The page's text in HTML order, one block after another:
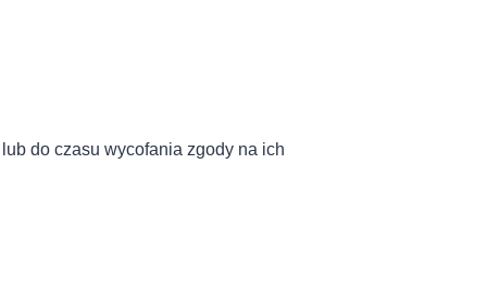
do czasu wycofania zgody na ich